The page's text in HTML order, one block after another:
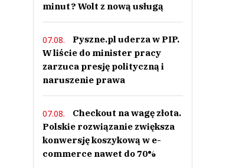
minut? Wolt z nową usługą
07.08.
Pyszne.pl uderza w PIP.
W liście do minister pracy
zarzuca presję polityczną i
naruszenie prawa
07.08.
Checkout na wagę złota.
Polskie rozwiązanie zwiększa
konwersję koszykową w e-
commerce nawet do 70%